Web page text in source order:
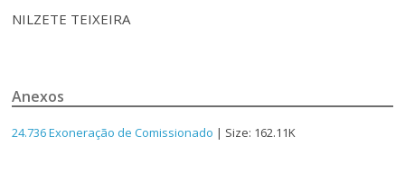
NILZETE TEIXEIRA
Anexos
24.736 Exoneração de Comissionado | Size: 162.11K